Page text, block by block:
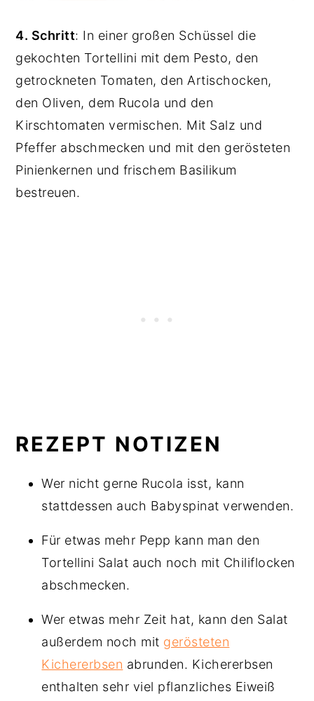
4. Schritt: In einer großen Schüssel die
gekochten Tortellini mit dem Pesto, den
getrockneten Tomaten, den Artischocken,
den Oliven, dem Rucola und den
Kirschtomaten vermischen. Mit Salz und
Pfeffer abschmecken und mit den gerösteten
Pinienkernen und frischem Basilikum
bestreuen.
REZEPT NOTIZEN
Wer nicht gerne Rucola isst, kann
stattdessen auch Babyspinat verwenden.
Für etwas mehr Pepp kann man den
Tortellini Salat auch noch mit Chiliflocken
abschmecken.
Wer etwas mehr Zeit hat, kann den Salat
außerdem noch mit gerösteten
Kichererbsen abrunden. Kichererbsen
enthalten sehr viel pflanzliches Eiweiß